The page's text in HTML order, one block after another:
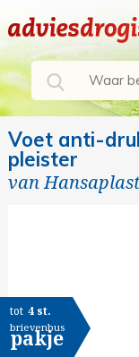
Voet anti-
pleister
vanHansaplast
tot 4 st.
brievenbus
pakje